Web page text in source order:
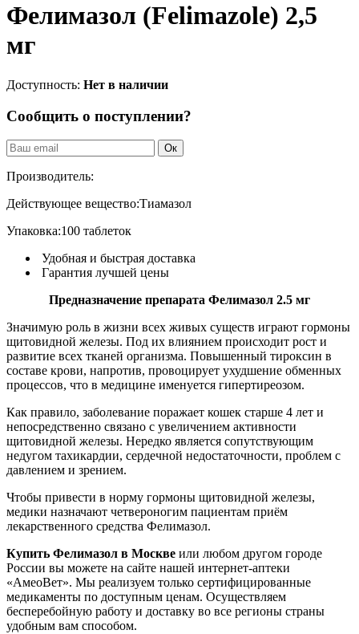
Фелимазол (Felimazole) 2,5
мг
Доступность: Нет в наличии
Сообщить о поступлении?
Ок
Производитель:
Действующее вещество:Тиамазол
Упаковка:100 таблеток
Удобная и быстрая доставка
Гарантия лучшей цены
Предназначение препарата Фелимазол 2.5 мг
Значимую роль в жизни всех живых существ играют гормоны
щитовидной железы. Под их влиянием происходит рост и
развитие всех тканей организма. Повышенный тироксин в
составе крови, напротив, провоцирует ухудшение обменных
процессов, что в медицине именуется гипертиреозом.
Как правило, заболевание поражает кошек старше 4 лет и
непосредственно связано с увеличением активности
щитовидной железы. Нередко является сопутствующим
недугом тахикардии, сердечной недостаточности, проблем с
давлением и зрением.
Чтобы привести в норму гормоны щитовидной железы,
медики назначают четвероногим пациентам приём
лекарственного средства Фелимазол.
Купить Фелимазол в Москве или любом другом городе
России вы можете на сайте нашей интернет-аптеки
«АмеоВет». Мы реализуем только сертифицированные
медикаменты по доступным ценам. Осуществляем
бесперебойную работу и доставку во все регионы страны
удобным вам способом.